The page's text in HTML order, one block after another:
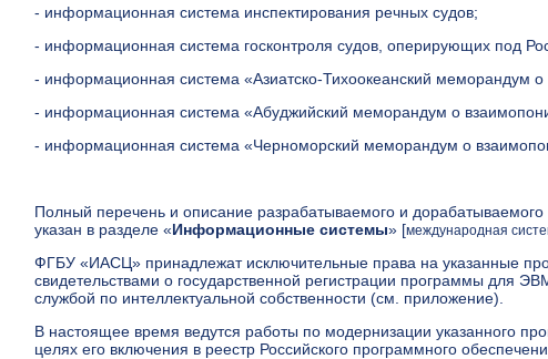
- информационная система инспектирования речных судов;
- информационная система госконтроля судов, оперирующих под
- информационная система «Азиатско-Тихоокеанский меморандум
- информационная система «Абуджийский меморандум о
- информационная система «Черноморский меморандум о
Полный перечень и описание разрабатываемого и
указан в разделе «Информационные системы» [международная
ФГБУ «ИАСЦ» принадлежат исключительные права на указанные
свидетельствами о государственной регистрации программы для
службой по интеллектуальной собственности (см. приложение).
В настоящее время ведутся работы по модернизации указанного
целях его включения в реестр Российского программного